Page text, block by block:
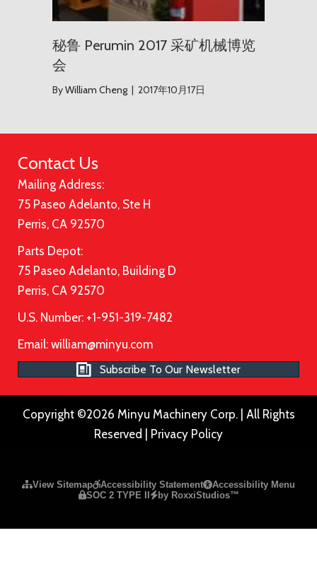
秘鲁 Perumin 2017 采矿机械博览
会
ByWilliam Cheng | 2017年10月17日
Contact Us
Mailing Address:
75 Paseo Adelanto, Ste H
Perris, CA 92570
Parts Depot:
75 Paseo Adelanto, Building D
Perris, CA 92570
U.S. Number: +1-951-319-7482
Email: william@minyu.com
Subscribe To Our Newsletter
Copyright ©2026 Minyu Machinery Corp. | All Rights
Reserved | Privacy Policy
View Sitemap Accessibility Statement
Accessibility Menu
SOC 2 TYPE II
by RoxxiStudios™